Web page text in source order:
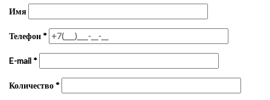
Имя
Телефон *
E-mail *
Количество *